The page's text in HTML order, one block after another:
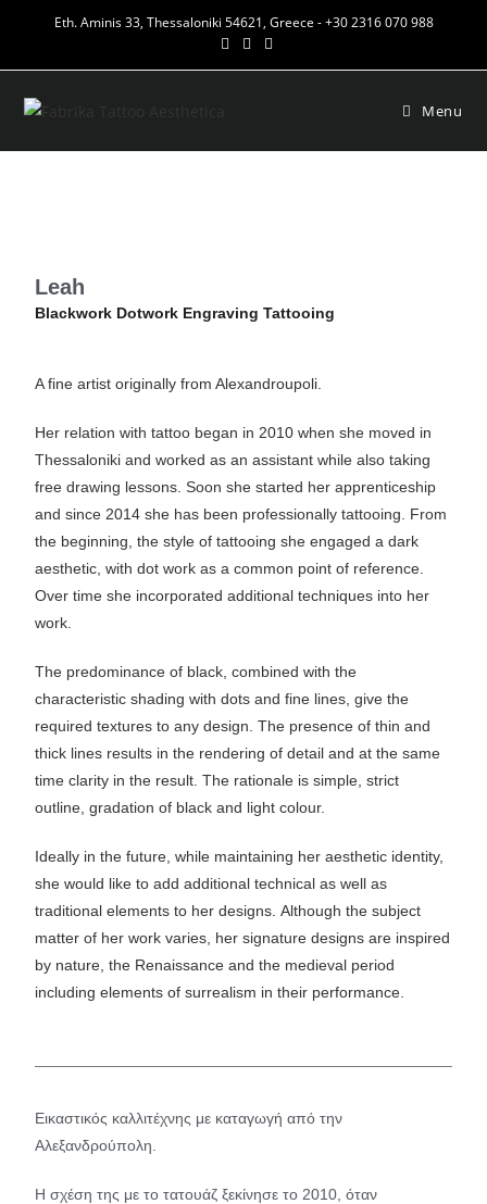
Eth. Aminis 33, Thessaloniki 54621, Greece - +30 2316 070 988
Menu
Leah
Blackwork Dotwork Engraving Tattooing
A fine artist originally from Alexandroupoli.
Her relation with tattoo began in 2010 when she moved in
Thessaloniki and worked as an assistant while also taking
free drawing lessons. Soon she started her apprenticeship
and since 2014 she has been professionally tattooing. From
the beginning, the style of tattooing she engaged a dark
aesthetic, with dot work as a common point of reference.
Over time she incorporated additional techniques into her
work.
The predominance of black, combined with the
characteristic shading with dots and fine lines, give the
required textures to any design. The presence of thin and
thick lines results in the rendering of detail and at the same
time clarity in the result. The rationale is simple, strict
outline, gradation of black and light colour.
Ideally in the future, while maintaining her aesthetic identity,
she would like to add additional technical as well as
traditional elements to her designs. Although the subject
matter of her work varies, her signature designs are inspired
by nature, the Renaissance and the medieval period
including elements of surrealism in their performance.
Εικαστικός καλλιτέχνης με καταγωγή από την
Αλεξανδρούπολη.
Η σχέση της με το τατουάζ ξεκίνησε το 2010, όταν